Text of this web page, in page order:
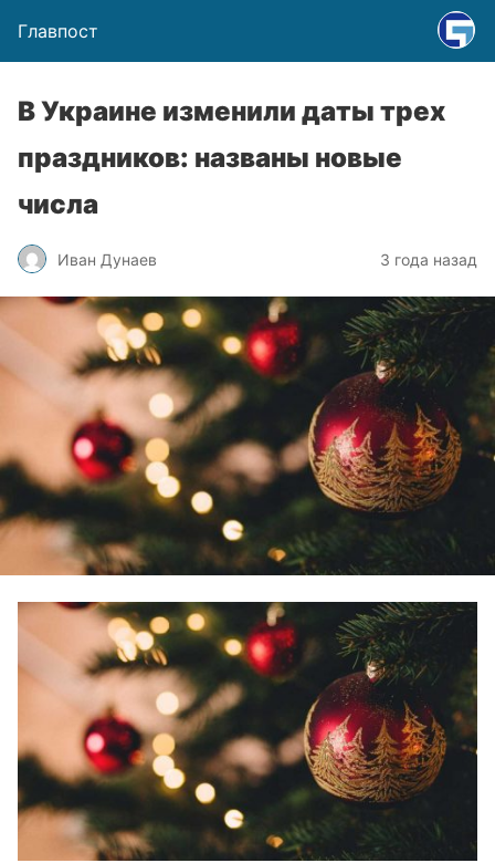
Главпост
В Украине изменили даты трех
праздников: названы новые
числа
Иван Дунаев 3 года назад